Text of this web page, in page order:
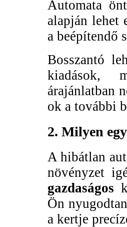
Automata
alapján lehet
a beépítendő
Bosszantó
kiadások,
árajánlatban
ok a további
2. Milyen
A hibátlan
növényzet
gazdaságos
Ön
a kertje